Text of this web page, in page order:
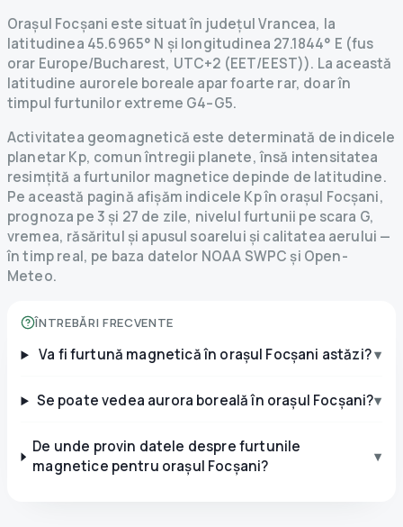
Orașul Focșani este situat în județul Vrancea, la
latitudinea 45.6965° N și longitudinea 27.1844° E (fus
orar Europe/Bucharest, UTC+2 (EET/EEST)). La această
latitudine aurorele boreale apar foarte rar, doar în
timpul furtunilor extreme G4–G5.
Activitatea geomagnetică este determinată de indicele
planetar Kp, comun întregii planete, însă intensitatea
resimțită a furtunilor magnetice depinde de latitudine.
Pe această pagină afișăm indicele Kp în orașul Focșani,
prognoza pe 3 și 27 de zile, nivelul furtunii pe scara G,
vremea, răsăritul și apusul soarelui și calitatea aerului —
în timp real, pe baza datelor NOAA SWPC și Open-
Meteo.
ÎNTREBĂRI FRECVENTE
Va fi furtună magnetică în orașul Focșani astăzi?▾
Se poate vedea aurora boreală în orașul Focșani?▾
De unde provin datele despre furtunile
magnetice pentru orașul Focșani?
▾